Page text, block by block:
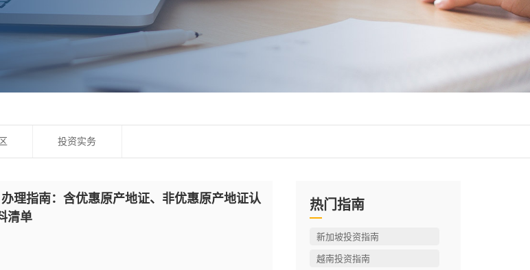
投资实务
理指南：含优惠原产地证、非优惠原产地证认
清单
热门指南
新加坡投资指南
越南投资指南